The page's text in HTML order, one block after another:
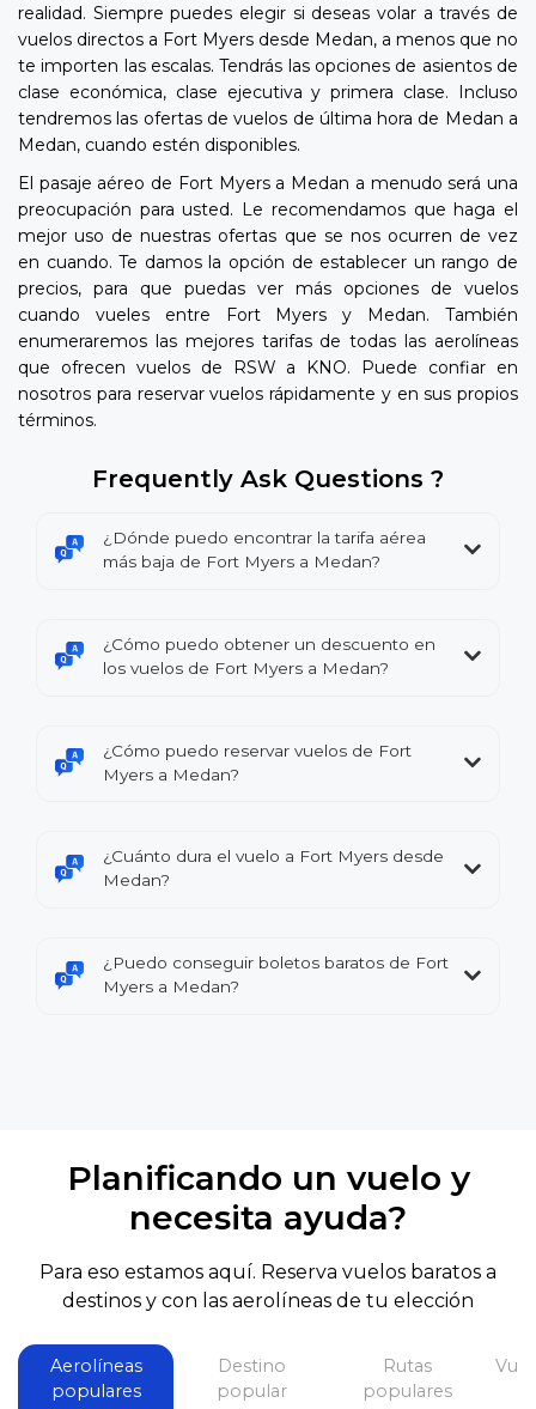
realidad. Siempre puedes elegir si deseas volar a través de
vuelos directos a Fort Myers desde Medan, a menos que no
te importen las escalas. Tendrás las opciones de asientos de
clase económica, clase ejecutiva y primera clase. Incluso
tendremos las ofertas de vuelos de última hora de Medan a
Medan, cuando estén disponibles.
El pasaje aéreo de Fort Myers a Medan a menudo será una
preocupación para usted. Le recomendamos que haga el
mejor uso de nuestras ofertas que se nos ocurren de vez
en cuando. Te damos la opción de establecer un rango de
precios, para que puedas ver más opciones de vuelos
cuando vueles entre Fort Myers y Medan. También
enumeraremos las mejores tarifas de todas las aerolíneas
que ofrecen vuelos de RSW a KNO. Puede confiar en
nosotros para reservar vuelos rápidamente y en sus propios
términos.
Frequently Ask Questions ?
¿Dónde puedo encontrar la tarifa aérea
más baja de Fort Myers a Medan?
¿Cómo puedo obtener un descuento en
los vuelos de Fort Myers a Medan?
¿Cómo puedo reservar vuelos de Fort
Myers a Medan?
¿Cuánto dura el vuelo a Fort Myers desde
Medan?
¿Puedo conseguir boletos baratos de Fort
Myers a Medan?
Planificando un vuelo y
necesita ayuda?
Para eso estamos aquí. Reserva vuelos baratos a
destinos y con las aerolíneas de tu elección
Aerolíneas
populares
Destino
popular
Rutas
populares